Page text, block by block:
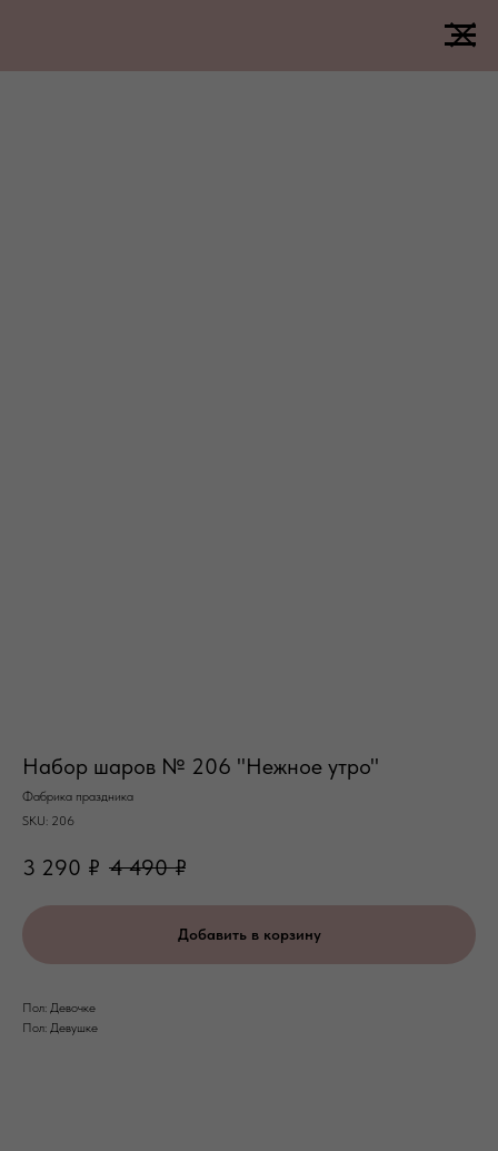
Набор шаров № 206 "Нежное утро"
Фабрика праздника
SKU: 206
3 290 ₽ 4 490 ₽
Добавить в корзину
Пол: Девочке
Пол: Девушке